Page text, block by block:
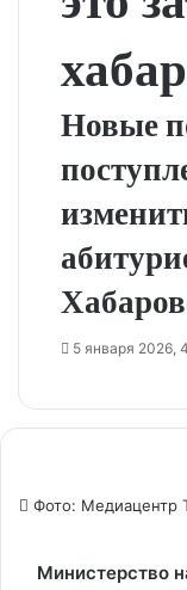
Новые
5 января 2026,
Фото: Медиацентр
Министерство